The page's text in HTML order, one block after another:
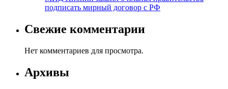
подписать мирный договор с РФ
Свежие комментарии
Нет комментариев для просмотра.
Архивы